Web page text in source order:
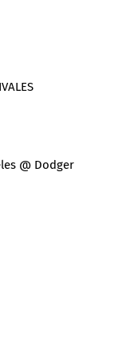
@ Dodger